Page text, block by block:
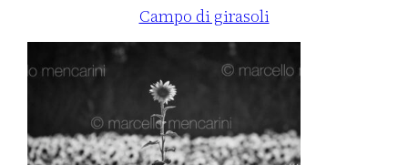
Campo di girasoli